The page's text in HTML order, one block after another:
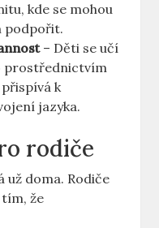
kde se mohou
podpořit.
– Děti se učí
prostřednictvím
k
jazyka.
rodiče
už doma. Rodiče
že